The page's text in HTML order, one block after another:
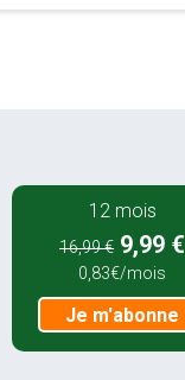
12 mois
16,99 € 9,99 €
0,83€/mois
Je m'abonne